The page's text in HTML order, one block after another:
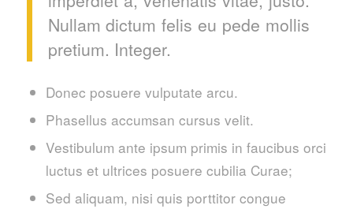
Nullam dictum felis eu pede mollis
pretium. Integer.
Donec posuere vulputate arcu.
Phasellus accumsan cursus velit.
Vestibulum ante ipsum primis in faucibus orci
luctus et ultrices posuere cubilia Curae;
Sed aliquam, nisi quis porttitor congue